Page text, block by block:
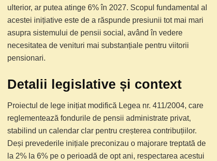
ulterior, ar putea atinge 6% în 2027. Scopul fundamental al
acestei inițiative este de a răspunde presiunii tot mai mari
asupra sistemului de pensii social, având în vedere
necesitatea de venituri mai substanțiale pentru viitorii
pensionari.
Detalii legislative și context
Proiectul de lege inițiat modifică Legea nr. 411/2004, care
reglementează fondurile de pensii administrate privat,
stabilind un calendar clar pentru creșterea contribuțiilor.
Deși prevederile inițiale preconizau o majorare treptată de
la 2% la 6% pe o perioadă de opt ani, respectarea acestui